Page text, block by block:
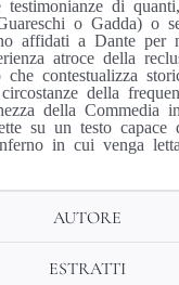
testimonianze di
o Gadda) o
affidati a Dante per
atroce della
contestualizza
della
della Commedia
su un testo capace
in cui venga letta.
AUTORE
ESTRATTI